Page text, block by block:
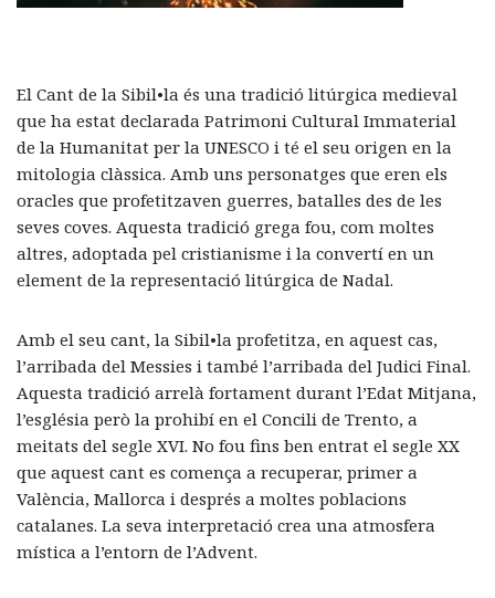
El Cant de la Sibil•la és una tradició litúrgica medieval
que ha estat declarada Patrimoni Cultural Immaterial
de la Humanitat per la UNESCO i té el seu origen en la
mitologia clàssica. Amb uns personatges que eren els
oracles que profetitzaven guerres, batalles des de les
seves coves. Aquesta tradició grega fou, com moltes
altres, adoptada pel cristianisme i la convertí en un
element de la representació litúrgica de Nadal.
Amb el seu cant, la Sibil•la profetitza, en aquest cas,
l’arribada del Messies i també l’arribada del Judici Final.
Aquesta tradició arrelà fortament durant l’Edat Mitjana,
l’església però la prohibí en el Concili de Trento, a
meitats del segle XVI. No fou fins ben entrat el segle XX
que aquest cant es comença a recuperar, primer a
València, Mallorca i després a moltes poblacions
catalanes. La seva interpretació crea una atmosfera
mística a l’entorn de l’Advent.